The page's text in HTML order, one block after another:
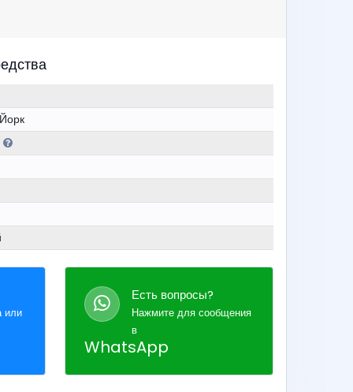
или
Есть вопросы?
Нажмите для сообщения
в
WhatsApp